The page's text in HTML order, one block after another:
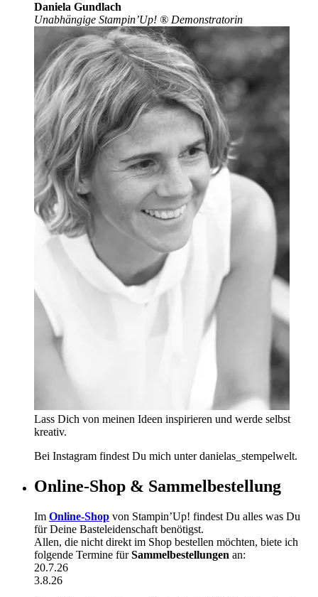
Daniela Gundlach
Unabhängige Stampin’Up! ® Demonstratorin
Lass Dich von meinen Ideen inspirieren und werde selbst
kreativ.
Bei Instagram findest Du mich unter danielas_stempelwelt.
Online-Shop & Sammelbestellung
Im Online-Shop von Stampin’Up! findest Du alles was Du
für Deine Basteleidenschaft benötigst.
Allen, die nicht direkt im Shop bestellen möchten, biete ich
folgende Termine fürSammelbestellungen an:
20.7.26
3.8.26